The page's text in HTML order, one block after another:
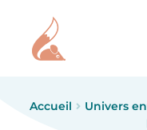
Accueil Univers